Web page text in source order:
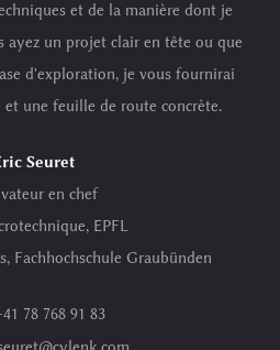
et de la manière dont je
ayez un projet clair en tête ou que
d'exploration, je vous fournirai
une feuille de route concrète.
Seuret
en chef
EPFL
Fachhochschule Graubünden
78 768 91 83